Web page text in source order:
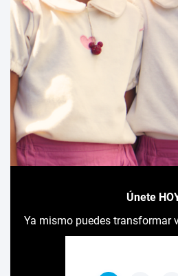
Únete
Ya mismo puedes transformar